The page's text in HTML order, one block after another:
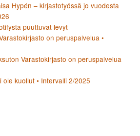
Hypén – kirjastotyössä jo vuodesta
puuttuvat levyt
on peruspalvelua •
Varastokirjasto on peruspalvelua
ole kuollut • Intervalli 2/2025